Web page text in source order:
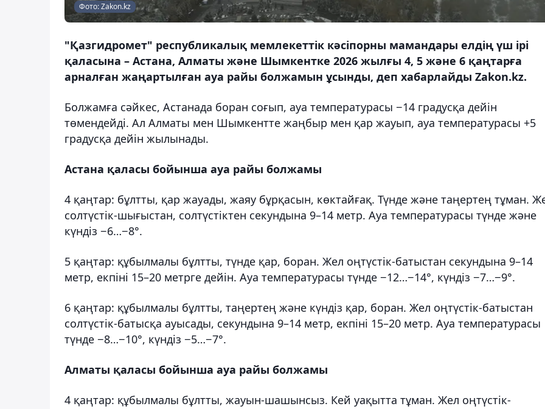
Фото: Zakon.kz
"Қазгидромет" республикалық мемлекеттік кәсіпорны мамандары елдің үш ірі
қаласына – Астана, Алматы және Шымкентке 2026 жылғы 4, 5 және 6 қаңтарға
арналған жаңартылған ауа райы болжамын ұсынды, деп хабарлайды Zakon.kz.
Болжамға сәйкес, Астанада боран соғып, ауа температурасы −14 градусқа дейін
төмендейді. Ал Алматы мен Шымкентте жаңбыр мен қар жауып, ауа температурасы +5
градусқа дейін жылынады.
Астана қаласы бойынша ауа райы болжамы
4 қаңтар: бұлтты, қар жауады, жаяу бұрқасын, көктайғақ. Түнде және таңертең тұман.
солтүстік-шығыстан, солтүстіктен секундына 9–14 метр. Ауа температурасы түнде және
күндіз −6…−8°.
5 қаңтар: құбылмалы бұлтты, түнде қар, боран. Жел оңтүстік-батыстан секундына 9–14
метр, екпіні 15–20 метрге дейін. Ауа температурасы түнде −12…−14°, күндіз −7…−9°.
6 қаңтар: құбылмалы бұлтты, таңертең және күндіз қар, боран. Жел оңтүстік-батыстан
солтүстік-батысқа ауысады, секундына 9–14 метр, екпіні 15–20 метр. Ауа температурасы
түнде −8…−10°, күндіз −5…−7°.
Алматы қаласы бойынша ауа райы болжамы
4 қаңтар: құбылмалы бұлтты, жауын-шашынсыз. Кей уақытта тұман. Жел оңтүстік-